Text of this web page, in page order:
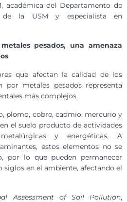
académica del Departamento de
de la USM y especialista en
pesados, una amenaza
que afectan la calidad de los
por metales pesados representa
más complejos.
plomo, cobre, cadmio, mercurio y
el suelo producto de actividades
y energéticas. A
estos elementos no se
por lo que pueden permanecer
siglos en el ambiente, afectando el
Assessment of Soil Pollution,